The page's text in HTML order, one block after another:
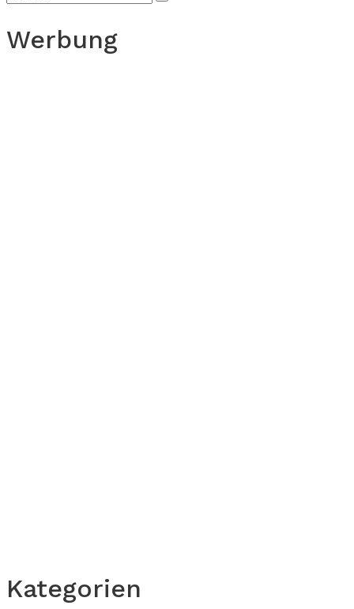
Werbung
Kategorien